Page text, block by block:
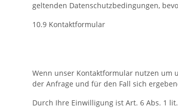
geltenden Datenschutzbedingungen,
10.9 Kontaktformular
Wenn unser Kontaktformular nutzen um
der Anfrage und für den Fall sich
Durch Ihre Einwilligung ist Art. 6 Abs. 1